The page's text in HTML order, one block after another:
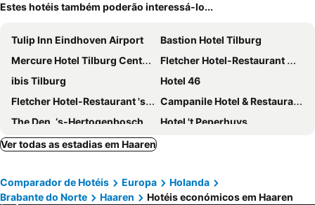
Estes hotéis também poderão interessá-lo...
Tulip Inn Eindhoven Airport
Bastion Hotel Tilburg
Mercure Hotel Tilburg Centrum
Fletcher Hotel-Restaurant Waalwijk
ibis Tilburg
Hotel 46
Fletcher Hotel-Restaurant 's-Hertogenbosch
Campanile Hotel & Restaurant 's Hertogenbosch
The Den, ‘s-Hertogenbosch, a Tribute Portfolio Hotel
Hotel 't Peperhuys
Golden Tulip Hotel Central
Efteling Grand Hotel - Theme Park tickets included
Little Duke Hotel
Ver todas as estadias em Haaren
Comparador de Hotéis Europa
Holanda
Brabante do Norte
Haaren Hotéis económicos em Haaren